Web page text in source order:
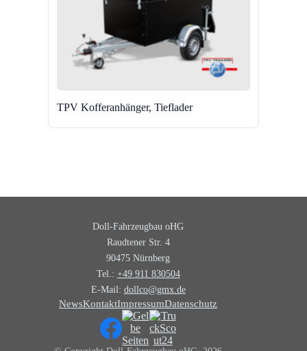
TPV Kofferanhänger, Tieflader
Doll-Fahrzeugbau oHG
Raudtener Str. 4
90475 Nürnberg
Tel.: +49 911 830504
E-Mail: dollco@gmx.de
NewsKontaktImpressumDatenschutz